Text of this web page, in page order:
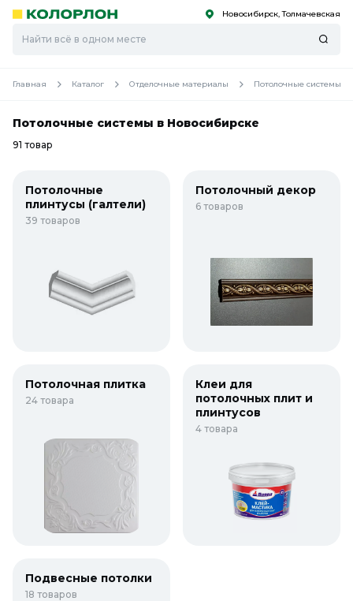
Скоро
Скоро Новосибирск, Толмачевская
Главная Каталог Отделочные материалы Потолочные системы
Потолочные системы в Новосибирске
91 товар
Потолочные
плинтусы (галтели)
39 товаров
Потолочный декор
6 товаров
Потолочная плитка
24 товара
Клеи для
потолочных плит и
плинтусов
4 товара
Подвесные потолки
18 товаров